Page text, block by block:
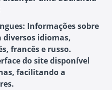
Informações sobre
diversos idiomas,
francês e russo.
do site disponível
facilitando a